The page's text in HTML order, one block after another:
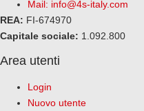
Mail: info@4s-italy.com
REA: FI-674970
Capitale sociale: 1.092.800
Area utenti
Login
Nuovo utente